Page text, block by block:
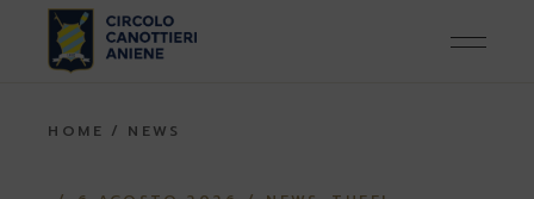
content
HOME NEWS